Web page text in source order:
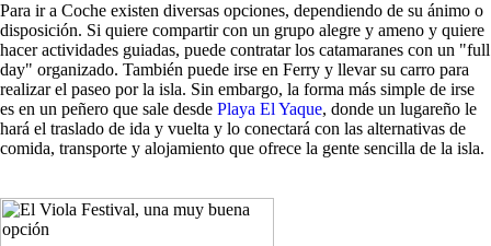
Para ir a Coche existen diversas opciones, dependiendo de su ánimo o
disposición. Si quiere compartir con un grupo alegre y ameno y quiere
hacer actividades guiadas, puede contratar los catamaranes con un "full
day" organizado. También puede irse en Ferry y llevar su carro para
realizar el paseo por la isla. Sin embargo, la forma más simple de irse
es en un peñero que sale desde Playa El Yaque, donde un lugareño le
hará el traslado de ida y vuelta y lo conectará con las alternativas de
comida, transporte y alojamiento que ofrece la gente sencilla de la isla.